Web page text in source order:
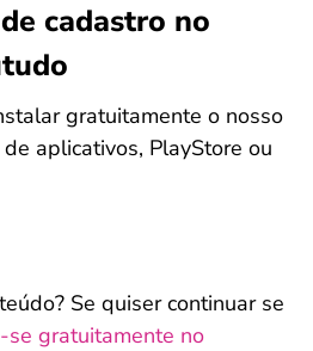
cadastro no
gratuitamente o nosso
aplicativos, PlayStore ou
Se quiser continuar se
se gratuitamente no